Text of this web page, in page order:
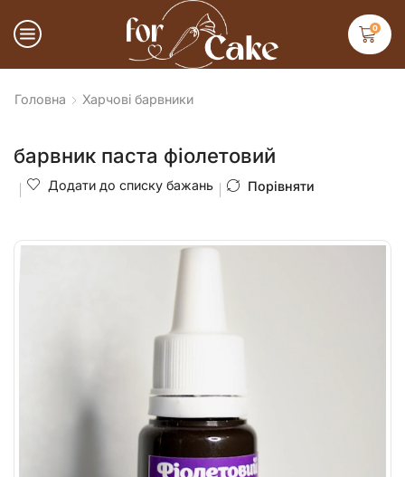
0
Головна Харчові барвники
барвник паста фіолетовий
Додати до списку бажань Порівняти